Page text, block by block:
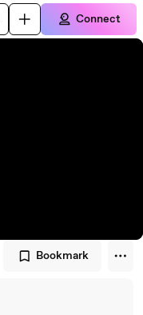
Connect
Bookmark